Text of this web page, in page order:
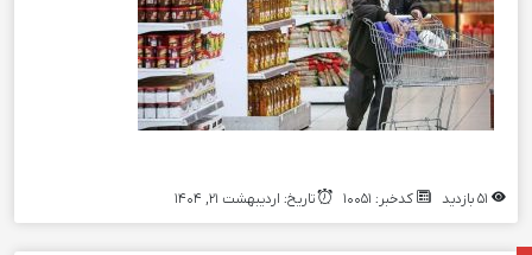
کدخبر: 10051 تاریخ: اردیبهشت 21, 1404